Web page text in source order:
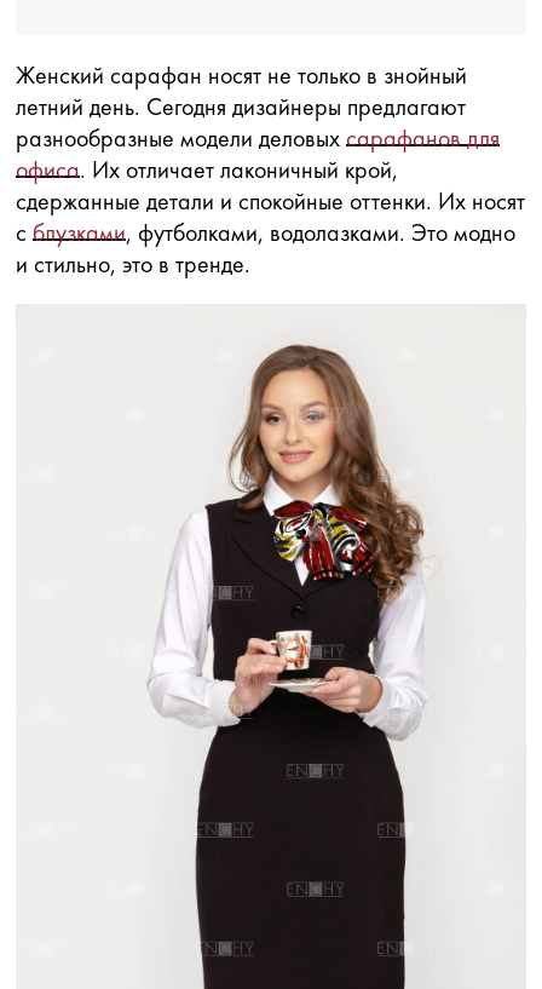
Женский сарафан носят не только в знойный
летний день. Сегодня дизайнеры предлагают
разнообразные модели деловыхсарафанов для
офиса. Их отличает лаконичный крой,
сдержанные детали и спокойные оттенки. Их носят
с блузками, футболками, водолазками. Это модно
и стильно, это в тренде.